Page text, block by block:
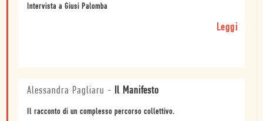
Intervista a Giusi Palomba
Leggi
Alessandra Pagliaru - Il Manifesto
Il racconto di un complesso percorso collettivo.